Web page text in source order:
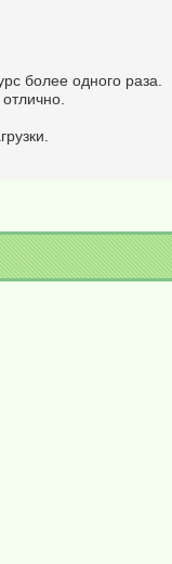
более одного раза.